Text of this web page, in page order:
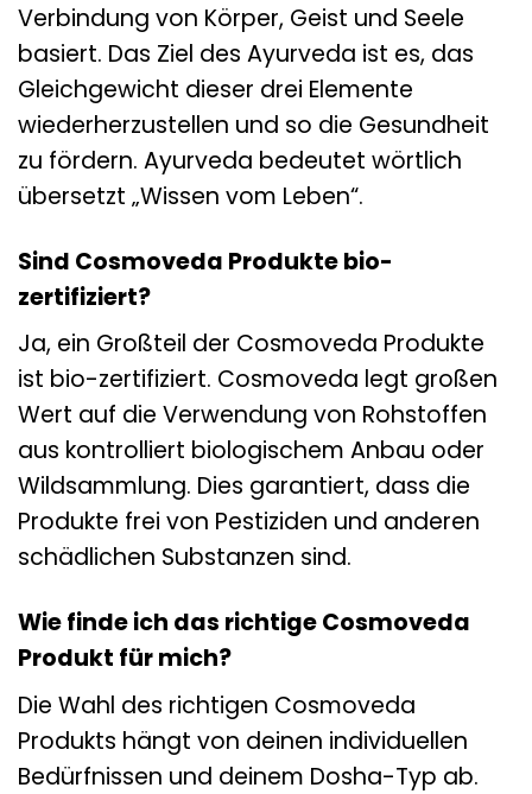
Verbindung von Körper, Geist und Seele
basiert. Das Ziel des Ayurveda ist es, das
Gleichgewicht dieser drei Elemente
wiederherzustellen und so die Gesundheit
zu fördern. Ayurveda bedeutet wörtlich
übersetzt „Wissen vom Leben“.
Sind Cosmoveda Produkte bio-
zertifiziert?
Ja, ein Großteil der Cosmoveda Produkte
ist bio-zertifiziert. Cosmoveda legt großen
Wert auf die Verwendung von Rohstoffen
aus kontrolliert biologischem Anbau oder
Wildsammlung. Dies garantiert, dass die
Produkte frei von Pestiziden und anderen
schädlichen Substanzen sind.
Wie finde ich das richtige Cosmoveda
Produkt für mich?
Die Wahl des richtigen Cosmoveda
Produkts hängt von deinen individuellen
Bedürfnissen und deinem Dosha-Typ ab.